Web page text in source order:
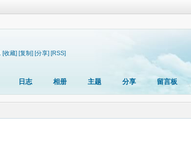
[收藏] [复制] [分享] [RSS]
日志 相册 主题 分享 留言板